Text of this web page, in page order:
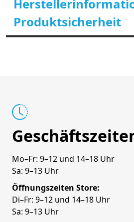
Produktsicherheit
Mo–Fr: 9–12 und 14–18 Uhr
Sa: 9–13 Uhr
Öffnungszeiten Store:
Di–Fr: 9–12 und 14–18 Uhr
Sa: 9–13 Uhr